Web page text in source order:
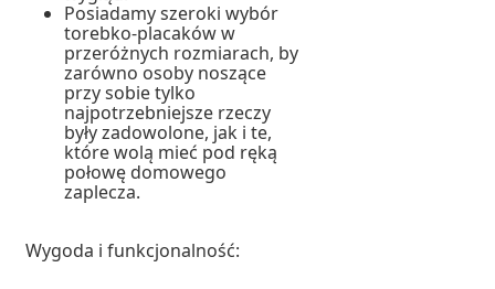
Posiadamy szeroki wybór
torebko-placaków w
przeróżnych rozmiarach, by
zarówno osoby noszące
przy sobie tylko
najpotrzebniejsze rzeczy
były zadowolone, jak i te,
które wolą mieć pod ręką
połowę domowego
zaplecza.
Wygoda i funkcjonalność: